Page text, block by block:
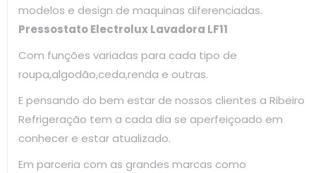
modelos e design de maquinas diferenciadas.
Pressostato Electrolux Lavadora LF11
Com funções variadas para cada tipo de
roupa,algodão,ceda,renda e outras.
E pensando do bem estar de nossos clientes a Ribeiro
Refrigeração tem a cada dia se aperfeiçoado em
conhecer e estar atualizado.
Em parceria com as grandes marcas como